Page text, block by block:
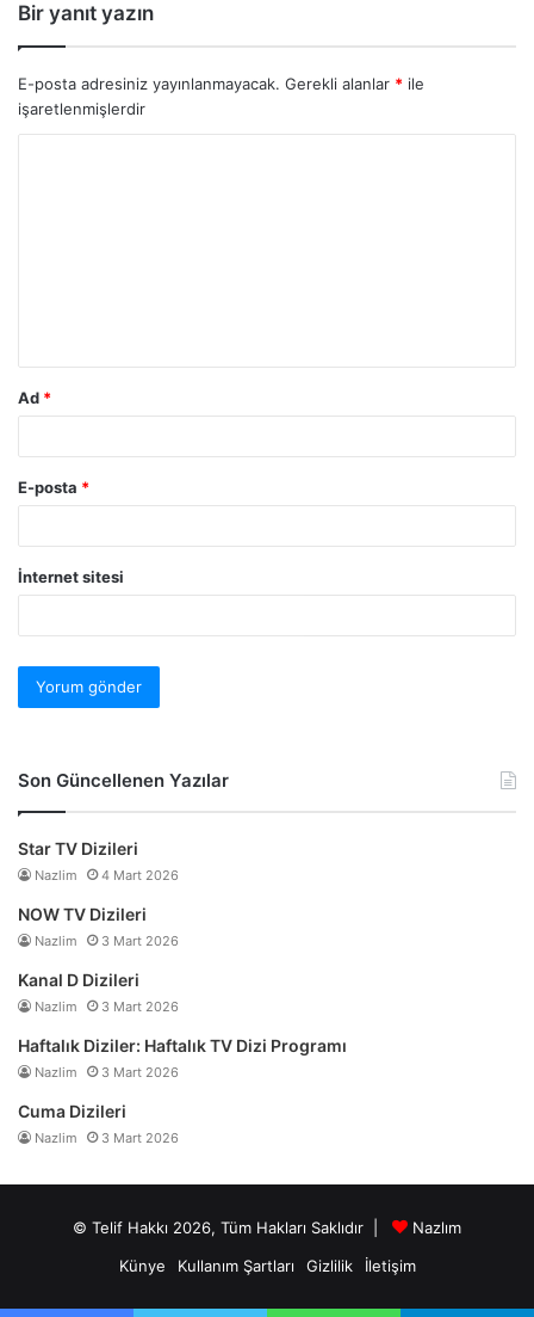
Bir yanıt yazın
E-posta adresiniz yayınlanmayacak. Gerekli alanlar * ile
işaretlenmişlerdir
Ad *
E-posta *
İnternet sitesi
Son Güncellenen Yazılar
Star TV Dizileri
Nazlim 4 Mart 2026
NOW TV Dizileri
Nazlim 3 Mart 2026
Kanal D Dizileri
Nazlim 3 Mart 2026
Haftalık Diziler: Haftalık TV Dizi Programı
Nazlim 3 Mart 2026
Cuma Dizileri
Nazlim 3 Mart 2026
© Telif Hakkı 2026, Tüm Hakları Saklıdır |
Nazlım
Künye
Kullanım Şartları Gizlilik İletişim